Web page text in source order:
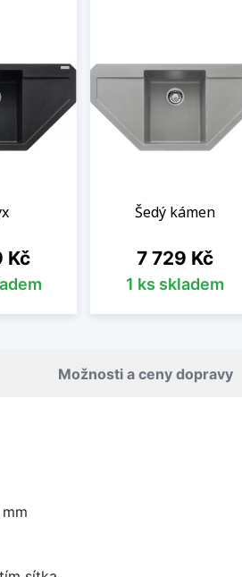
Kč
Šedý kámen
Cena
7 729 Kč
1 ks skladem
Možnosti a ceny dopravy